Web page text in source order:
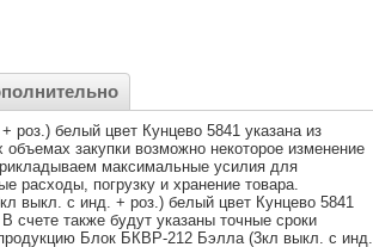
белый цвет Кунцево 5841 указана из
закупки возможно некоторое изменение
максимальные усилия для
расходы, погрузку и хранение товара.
выкл. с инд. + роз.) белый цвет Кунцево 5841
счете также будут указаны точные сроки
Блок БКВР-212 Бэлла (3кл выкл. с инд.